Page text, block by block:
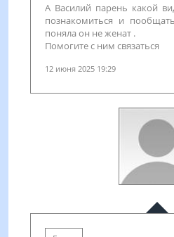
А Василий парень какой
познакомиться и
поняла он не женат .
Помогите с ним связаться
12 июня 2025 19:29